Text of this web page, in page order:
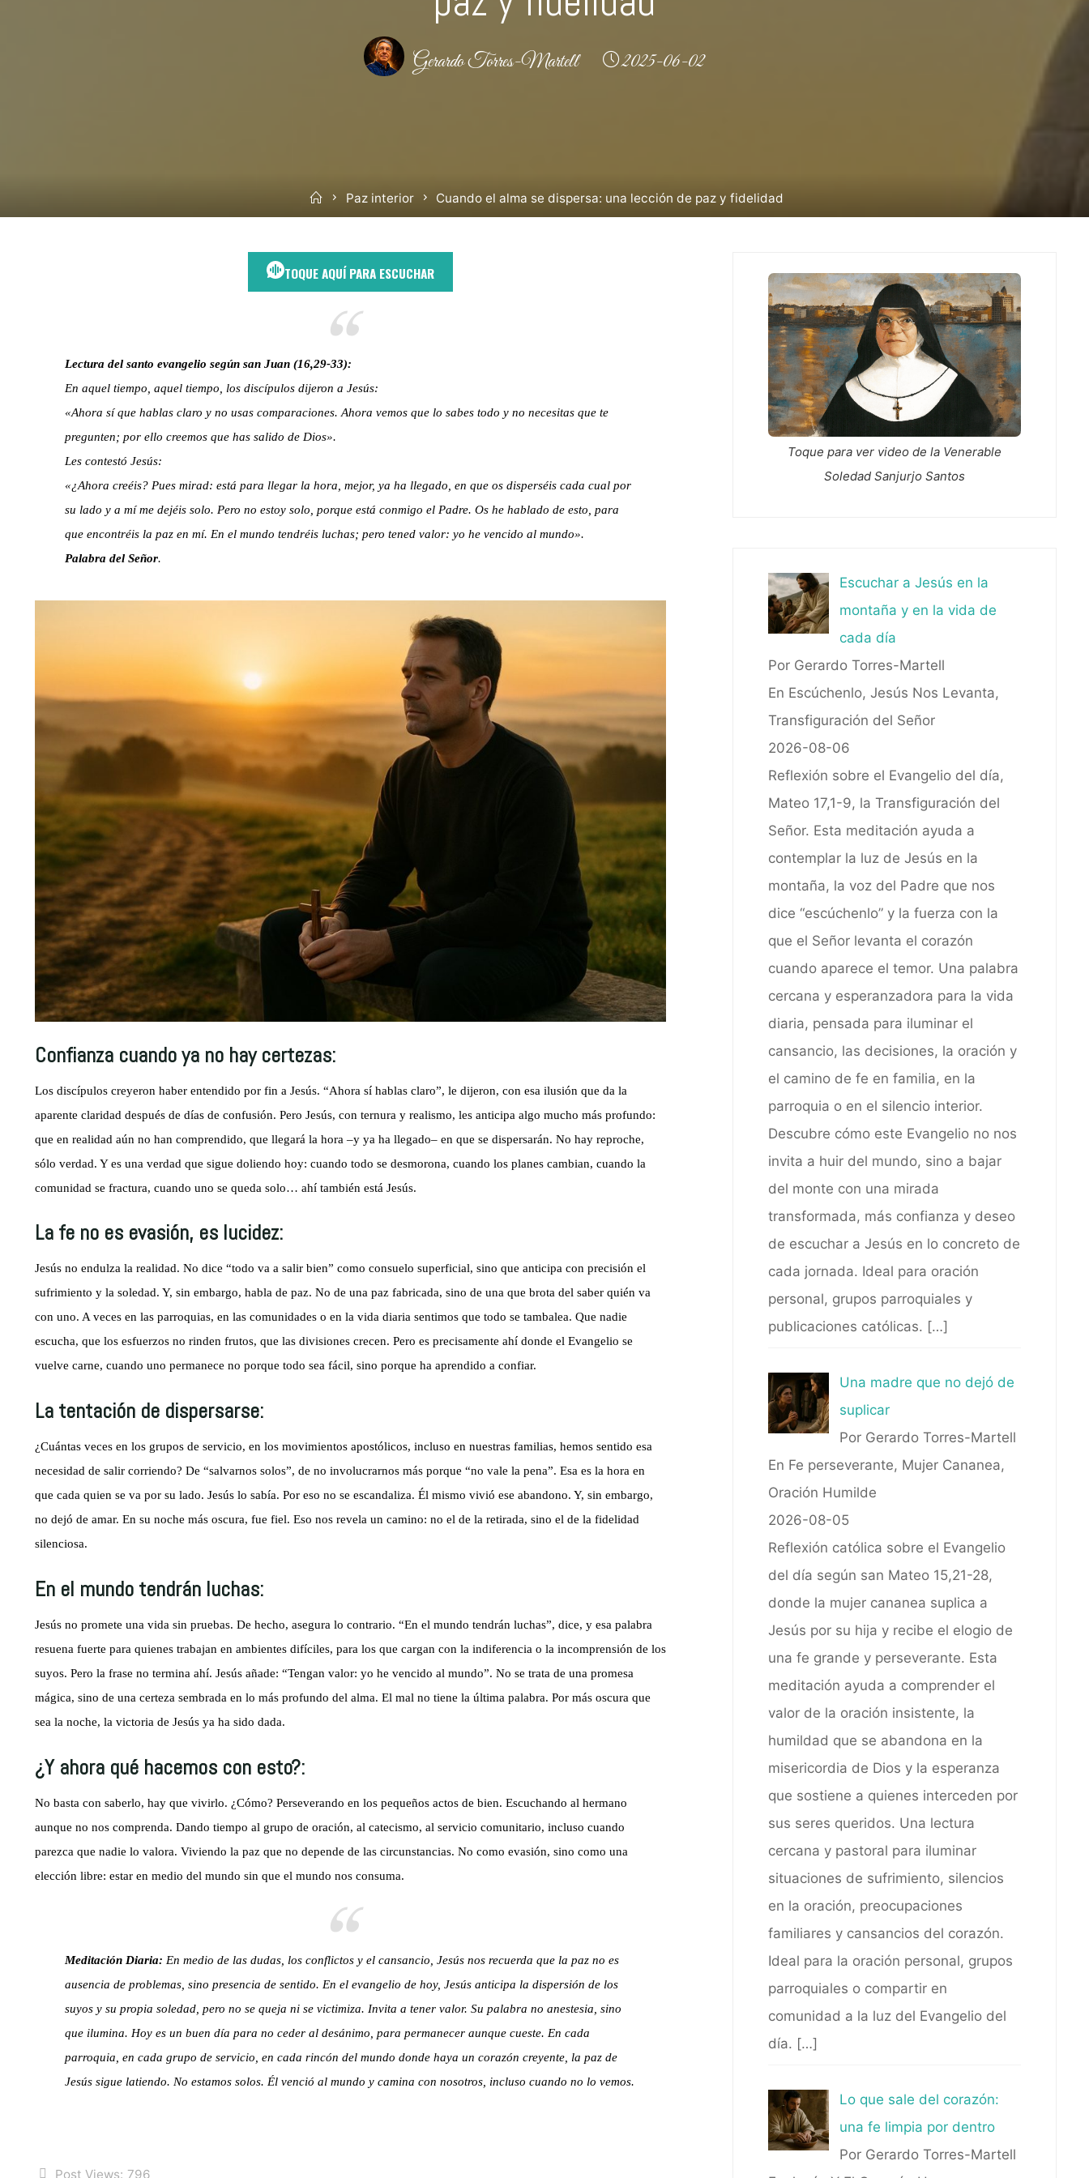
Gerardo Torres-Martell 2025-06-02
InicioPaz interior Cuando el alma se dispersa: una lección de paz y fidelidad
TOQUE AQUÍ PARA ESCUCHAR
Lectura del santo evangelio según san Juan (16,29-33):
En aquel tiempo, aquel tiempo, los discípulos dijeron a Jesús:
«Ahora sí que hablas claro y no usas comparaciones. Ahora vemos que lo sabes todo y no necesitas que te
pregunten; por ello creemos que has salido de Dios».
Les contestó Jesús:
«¿Ahora creéis? Pues mirad: está para llegar la hora, mejor, ya ha llegado, en que os disperséis cada cual por
su lado y a mí me dejéis solo. Pero no estoy solo, porque está conmigo el Padre. Os he hablado de esto, para
que encontréis la paz en mí. En el mundo tendréis luchas; pero tened valor: yo he vencido al mundo».
Palabra del Señor.
Confianza cuando ya no hay certezas:
Los discípulos creyeron haber entendido por fin a Jesús. “Ahora sí hablas claro”, le dijeron, con esa ilusión que da la
aparente claridad después de días de confusión. Pero Jesús, con ternura y realismo, les anticipa algo mucho más profundo:
que en realidad aún no han comprendido, que llegará la hora –y ya ha llegado– en que se dispersarán. No hay reproche,
sólo verdad. Y es una verdad que sigue doliendo hoy: cuando todo se desmorona, cuando los planes cambian, cuando la
comunidad se fractura, cuando uno se queda solo… ahí también está Jesús.
La fe no es evasión, es lucidez:
Jesús no endulza la realidad. No dice “todo va a salir bien” como consuelo superficial, sino que anticipa con precisión el
sufrimiento y la soledad. Y, sin embargo, habla de paz. No de una paz fabricada, sino de una que brota del saber quién va
con uno. A veces en las parroquias, en las comunidades o en la vida diaria sentimos que todo se tambalea. Que nadie
escucha, que los esfuerzos no rinden frutos, que las divisiones crecen. Pero es precisamente ahí donde el Evangelio se
vuelve carne, cuando uno permanece no porque todo sea fácil, sino porque ha aprendido a confiar.
La tentación de dispersarse:
¿Cuántas veces en los grupos de servicio, en los movimientos apostólicos, incluso en nuestras familias, hemos sentido esa
necesidad de salir corriendo? De “salvarnos solos”, de no involucrarnos más porque “no vale la pena”. Esa es la hora en
que cada quien se va por su lado. Jesús lo sabía. Por eso no se escandaliza. Él mismo vivió ese abandono. Y, sin embargo,
no dejó de amar. En su noche más oscura, fue fiel. Eso nos revela un camino: no el de la retirada, sino el de la fidelidad
silenciosa.
En el mundo tendrán luchas:
Jesús no promete una vida sin pruebas. De hecho, asegura lo contrario. “En el mundo tendrán luchas”, dice, y esa palabra
resuena fuerte para quienes trabajan en ambientes difíciles, para los que cargan con la indiferencia o la incomprensión de los
suyos. Pero la frase no termina ahí. Jesús añade: “Tengan valor: yo he vencido al mundo”. No se trata de una promesa
mágica, sino de una certeza sembrada en lo más profundo del alma. El mal no tiene la última palabra. Por más oscura que
sea la noche, la victoria de Jesús ya ha sido dada.
¿Y ahora qué hacemos con esto?:
No basta con saberlo, hay que vivirlo. ¿Cómo? Perseverando en los pequeños actos de bien. Escuchando al hermano
aunque no nos comprenda. Dando tiempo al grupo de oración, al catecismo, al servicio comunitario, incluso cuando
parezca que nadie lo valora. Viviendo la paz que no depende de las circunstancias. No como evasión, sino como una
elección libre: estar en medio del mundo sin que el mundo nos consuma.
Meditación Diaria: En medio de las dudas, los conflictos y el cansancio, Jesús nos recuerda que la paz no es
ausencia de problemas, sino presencia de sentido. En el evangelio de hoy, Jesús anticipa la dispersión de los
suyos y su propia soledad, pero no se queja ni se victimiza. Invita a tener valor. Su palabra no anestesia, sino
que ilumina. Hoy es un buen día para no ceder al desánimo, para permanecer aunque cueste. En cada
parroquia, en cada grupo de servicio, en cada rincón del mundo donde haya un corazón creyente, la paz de
Jesús sigue latiendo. No estamos solos. Él venció al mundo y camina con nosotros, incluso cuando no lo vemos.
Post Views: 796
Toque para ver video de la Venerable
Soledad Sanjurjo Santos
Escuchar a Jesús en la
montaña y en la vida de
cada día
Por Gerardo Torres-Martell
En Escúchenlo, Jesús Nos Levanta,
Transfiguración del Señor
2026-08-06
Reflexión sobre el Evangelio del día,
Mateo 17,1-9, la Transfiguración del
Señor. Esta meditación ayuda a
contemplar la luz de Jesús en la
montaña, la voz del Padre que nos
dice “escúchenlo” y la fuerza con la
que el Señor levanta el corazón
cuando aparece el temor. Una palabra
cercana y esperanzadora para la vida
diaria, pensada para iluminar el
cansancio, las decisiones, la oración y
el camino de fe en familia, en la
parroquia o en el silencio interior.
Descubre cómo este Evangelio no nos
invita a huir del mundo, sino a bajar
del monte con una mirada
transformada, más confianza y deseo
de escuchar a Jesús en lo concreto de
cada jornada. Ideal para oración
personal, grupos parroquiales y
publicaciones católicas. […]
Una madre que no dejó de
suplicar
Por Gerardo Torres-Martell
En Fe perseverante, Mujer Cananea,
Oración Humilde
2026-08-05
Reflexión católica sobre el Evangelio
del día según san Mateo 15,21-28,
donde la mujer cananea suplica a
Jesús por su hija y recibe el elogio de
una fe grande y perseverante. Esta
meditación ayuda a comprender el
valor de la oración insistente, la
humildad que se abandona en la
misericordia de Dios y la esperanza
que sostiene a quienes interceden por
sus seres queridos. Una lectura
cercana y pastoral para iluminar
situaciones de sufrimiento, silencios
en la oración, preocupaciones
familiares y cansancios del corazón.
Ideal para la oración personal, grupos
parroquiales o compartir en
comunidad a la luz del Evangelio del
día. […]
Lo que sale del corazón:
una fe limpia por dentro
Por Gerardo Torres-Martell